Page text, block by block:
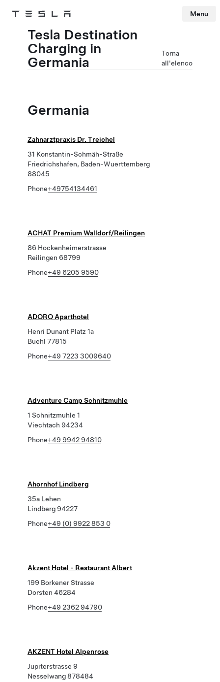
Tesla Menu
Tesla Destination
Charging in
Germania
Torna
all'elenco
Germania
Zahnarztpraxis Dr. Treichel
31 Konstantin-Schmäh-Straße
Friedrichshafen, Baden-Wuerttemberg
88045
Phone+49754134461
ACHAT Premium Walldorf/Reilingen
86 Hockenheimerstrasse
Reilingen 68799
Phone+49 6205 9590
ADORO Aparthotel
Henri Dunant Platz 1a
Buehl 77815
Phone+49 7223 3009640
Adventure Camp Schnitzmuhle
1 Schnitzmuhle 1
Viechtach 94234
Phone+49 9942 94810
Ahornhof Lindberg
35a Lehen
Lindberg 94227
Phone+49 (0) 9922 853 0
Akzent Hotel - Restaurant Albert
199 Borkener Strasse
Dorsten 46284
Phone+49 2362 94790
AKZENT Hotel Alpenrose
Jupiterstrasse 9
Nesselwang 878484